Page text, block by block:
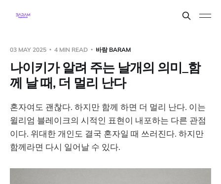
03 MAY 2025 4 MIN READ 바람 BARAM
나이키가 알려 주는 날개의 의미_함
께 날 때, 더 멀리 난다
혼자여도 괜찮다. 하지만 함께 하면 더 멀리 난다. 이는
윌리엄 블레이크의 시적인 표현이 내포하는 다른 관점
이다. 위대한 개인도 결국 혼자일 때 쓰러진다. 하지만
함께라면 다시 일어날 수 있다.